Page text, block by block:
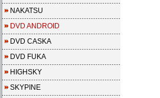
NAKATSU
DVD ANDROID
DVD CASKA
DVD FUKA
HIGHSKY
SKYPINE